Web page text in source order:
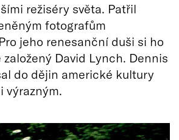
režiséry světa. Patřil
fotografům
jeho renesanční duši si ho
David Lynch. Dennis
do dějin americké kultury
výrazným.